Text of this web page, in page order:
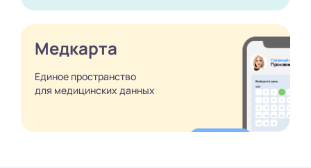
Медкарта
Единое пространство
для медицинских данных